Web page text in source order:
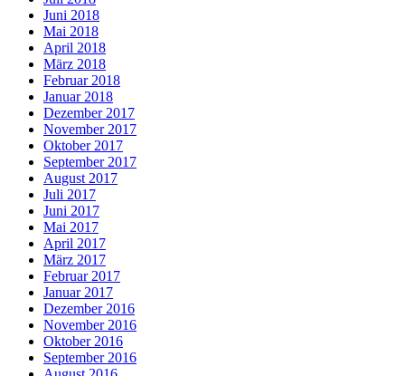
Juni 2018
Mai 2018
April 2018
März 2018
Februar 2018
Januar 2018
Dezember 2017
November 2017
Oktober 2017
September 2017
August 2017
Juli 2017
Juni 2017
Mai 2017
April 2017
März 2017
Februar 2017
Januar 2017
Dezember 2016
November 2016
Oktober 2016
September 2016